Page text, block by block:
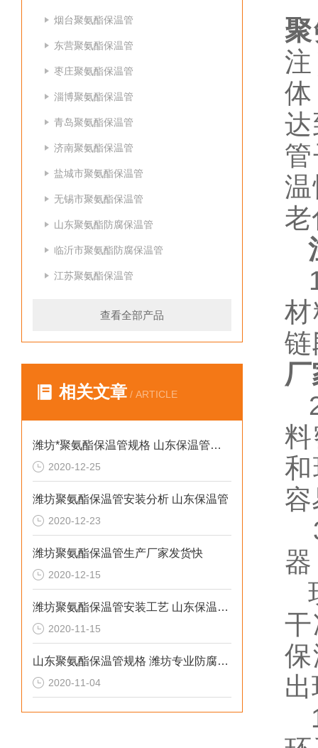
烟台聚氨酯保温管
东营聚氨酯保温管
枣庄聚氨酯保温管
淄博聚氨酯保温管
青岛聚氨酯保温管
济南聚氨酯保温管
盐城市聚氨酯保温管
无锡市聚氨酯保温管
山东聚氨酯防腐保温管
临沂市聚氨酯防腐保温管
江苏聚氨酯保温管
查看全部产品
相关文章 / ARTICLE
潍坊*聚氨酯保温管规格 山东保温管安装工程
2020-12-25
潍坊聚氨酯保温管安装分析 山东保温管
2020-12-23
潍坊聚氨酯保温管生产厂家发货快
2020-12-15
潍坊聚氨酯保温管安装工艺 山东保温管生产厂家
2020-11-15
山东聚氨酯保温管规格 潍坊专业防腐保温材料
2020-11-04